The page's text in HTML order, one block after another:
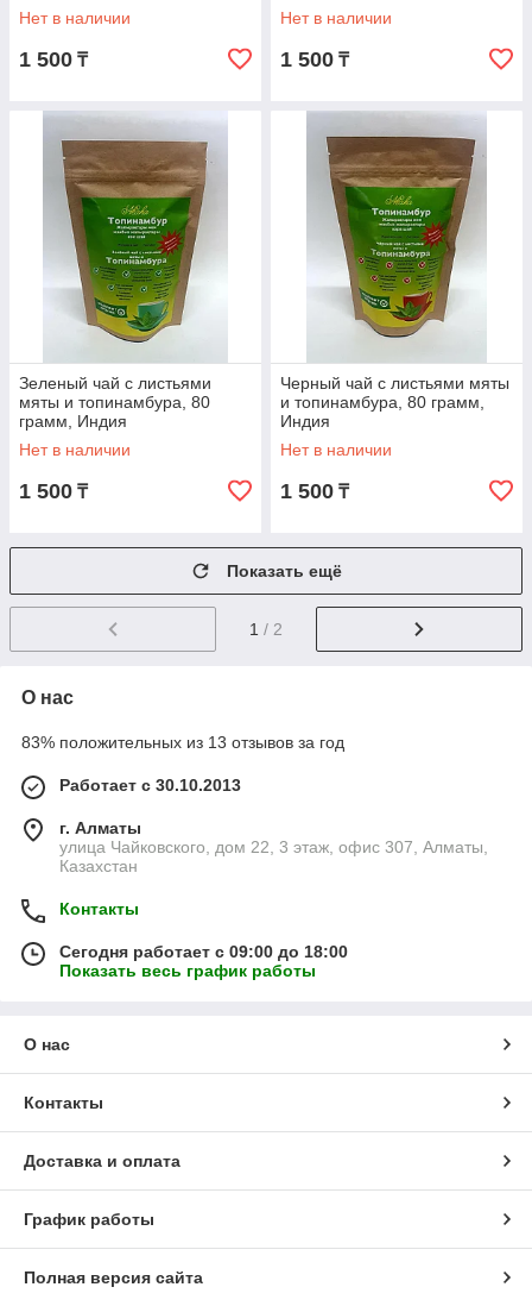
Нет в наличии
1 500 ₸
Нет в наличии
1 500 ₸
Зеленый чай с листьями
мяты и топинамбура, 80
грамм, Индия
Нет в наличии
1 500 ₸
Черный чай с листьями мяты
и топинамбура, 80 грамм,
Индия
Нет в наличии
1 500 ₸
Показать ещё
1 / 2
О нас
83% положительных из 13 отзывов за год
Работает с 30.10.2013
г. Алматы
улица Чайковского, дом 22, 3 этаж, офис 307, Алматы,
Казахстан
Контакты
Сегодня работает с 09:00 до 18:00
Показать весь график работы
О нас
Контакты
Доставка и оплата
График работы
Полная версия сайта